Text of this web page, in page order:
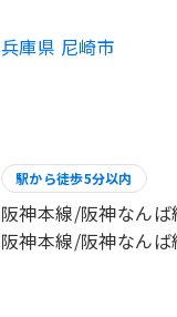
兵庫県 尼崎市
駅から徒歩5分以内
阪神本線/阪神なんば
阪神本線/阪神なんば